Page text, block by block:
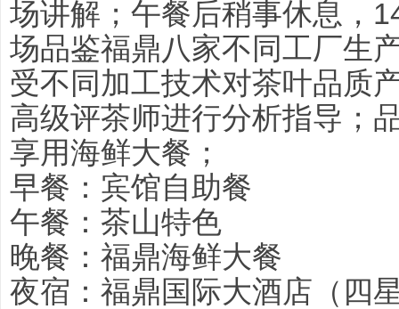
场讲解；午餐后稍事休息，
场品鉴福鼎八家不同工厂生
受不同加工技术对茶叶品质
高级评茶师进行分析指导；
享用海鲜大餐；
早餐：宾馆自助餐
午餐：茶山特色
晚餐：福鼎海鲜大餐
夜宿：福鼎国际大酒店（四